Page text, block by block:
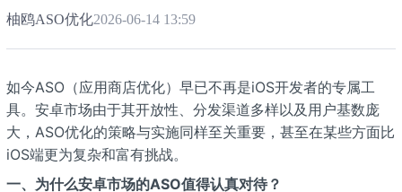
柚鸥ASO优化2026-06-14 13:59
如今ASO（应用商店优化）早已不再是iOS开发者的专属工
具。安卓市场由于其开放性、分发渠道多样以及用户基数庞
大，ASO优化的策略与实施同样至关重要，甚至在某些方面比
iOS端更为复杂和富有挑战。
一、为什么安卓市场的ASO值得认真对待？